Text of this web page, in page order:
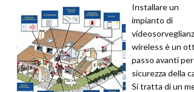
Installare un
impianto di
wireless è un
passo avanti per
sicurezza della
Si tratta di un